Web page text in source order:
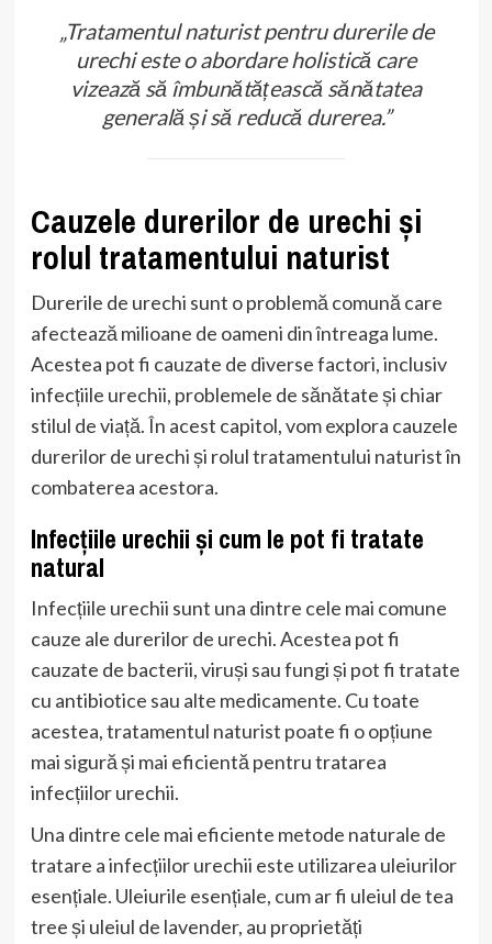
„Tratamentul naturist pentru durerile de
urechi este o abordare holistică care
vizează să îmbunătățească sănătatea
generală și să reducă durerea.”
Cauzele durerilor de urechi și
rolul tratamentului naturist
Durerile de urechi sunt o problemă comună care
afectează milioane de oameni din întreaga lume.
Acestea pot fi cauzate de diverse factori, inclusiv
infecțiile urechii, problemele de sănătate și chiar
stilul de viață. În acest capitol, vom explora cauzele
durerilor de urechi și rolul tratamentului naturist în
combaterea acestora.
Infecțiile urechii și cum le pot fi tratate
natural
Infecțiile urechii sunt una dintre cele mai comune
cauze ale durerilor de urechi. Acestea pot fi
cauzate de bacterii, viruși sau fungi și pot fi tratate
cu antibiotice sau alte medicamente. Cu toate
acestea, tratamentul naturist poate fi o opțiune
mai sigură și mai eficientă pentru tratarea
infecțiilor urechii.
Una dintre cele mai eficiente metode naturale de
tratare a infecțiilor urechii este utilizarea uleiurilor
esențiale. Uleiurile esențiale, cum ar fi uleiul de tea
tree și uleiul de lavender, au proprietăți